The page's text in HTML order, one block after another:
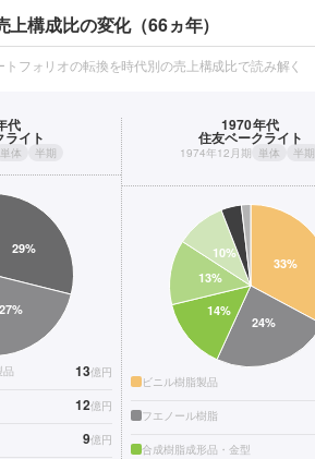
構成比の変化（66ヵ年）
フォリオの転換を時代別の売上構成比で読み解く
代
ライト
単体 半期
品 13億円
12億円
9億円
1970年代
住友ベークライト
1974年12月期 単体 半期
ビニル樹脂製品
フエノール樹脂
合成樹脂成形品・金型